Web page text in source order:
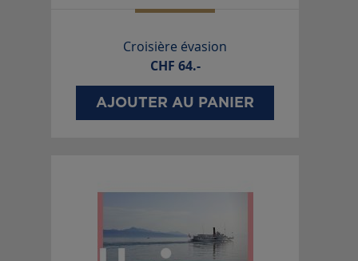
Croisière évasion
CHF 64.-
AJOUTER AU PANIER